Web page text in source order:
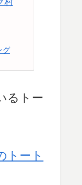
村
グ
るトー
トート